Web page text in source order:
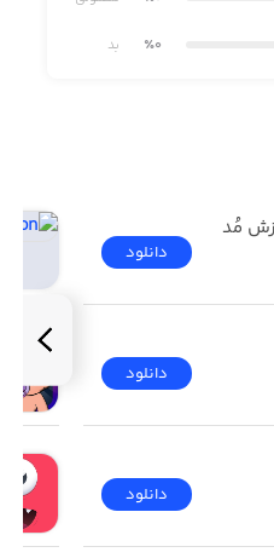
٪0 بد
مینو Minoo | ورزش مُد
دانلود
دانلود
دانلود